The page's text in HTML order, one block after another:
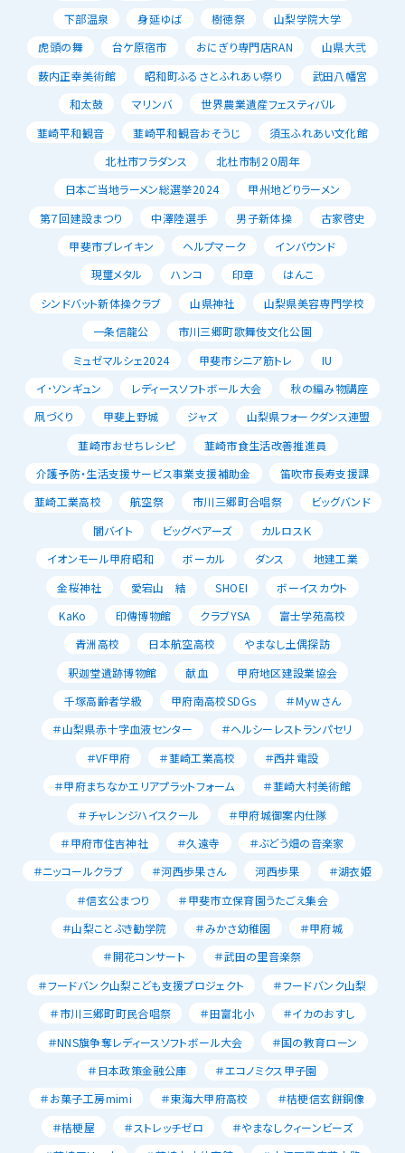
下部温泉
身延ゆば 樹徳祭
山梨学院大学
虎頭の舞
台ケ原宿市 おにぎり専門店RAN
山県大弐
薮内正幸美術館
昭和町ふるさとふれあい祭り
武田八幡宮
和太鼓
マリンバ
世界農業遺産フェスティバル
韮崎平和観音
韮崎平和観音おそうじ
須玉ふれあい文化館
北杜市フラダンス
北杜市制２０周年
日本ご当地ラーメン総選挙2024
甲州地どりラーメン
第７回建設まつり
中澤陸選手 男子新体操
古家啓史
甲斐市ブレイキン
ヘルプマーク
インバウンド
現璽メタル
ハンコ 印章
はんこ
シンドバット新体操クラブ
山県神社
山梨県美容専門学校
一条信龍公
市川三郷町歌舞伎文化公園
ミュゼマルシェ2024
甲斐市シニア筋トレ
IU
イ･ソンギュン
レディースソフトボール大会
秋の編み物講座
凧づくり
甲斐上野城 ジャズ
山梨県フォークダンス連盟
韮崎市おせちレシピ
韮崎市食生活改善推進員
介護予防・生活支援サービス事業支援補助金
笛吹市長寿支援課
韮崎工業高校
航空祭 市川三郷町合唱祭
ビッグバンド
闇バイト
ビッグベアーズ
カルロスＫ
イオンモール甲府昭和
ボーカル ダンス
地建工業
金桜神社
愛宕山 結 SHOEI
ボーイスカウト
KaKo
印傳博物館 クラブYSA
富士学苑高校
青洲高校
日本航空高校
やまなし土偶探訪
釈迦堂遺跡博物館
献血
甲府地区建設業協会
千塚高齢者学級
甲府南高校SDGｓ
＃Mｙwさん
＃山梨県赤十字血液センター
＃ヘルシーレストランパセリ
＃VF甲府
＃韮崎工業高校
＃西井電設
＃甲府まちなかエリアプラットフォーム
＃韮崎大村美術館
＃チャレンジハイスクール
＃甲府城御案内仕隊
＃甲府市住吉神社
＃久遠寺
＃ぶどう畑の音楽家
＃ニッコールクラブ
＃河西歩果さん 河西歩果
＃湖衣姫
＃信玄公まつり
＃甲斐市立保育園うたごえ集会
＃山梨ことぶき勧学院
＃みかさ幼稚園
＃甲府城
＃開花コンサート
＃武田の里音楽祭
＃フードバンク山梨こども支援プロジェクト
＃フードバンク山梨
＃市川三郷町町民合唱祭
＃田富北小
＃イカのおすし
＃NNS旗争奪レディースソフトボール大会
＃国の教育ローン
＃日本政策金融公庫
＃エコノミクス甲子園
＃お菓子工房mimi
＃東海大甲府高校
＃桔梗信玄餅銅像
＃桔梗屋
＃ストレッチゼロ
＃やまなしクィーンビーズ